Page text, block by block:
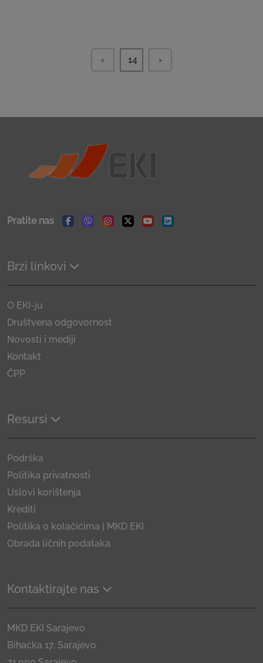
‹ 14 ›
Pratite nas
Facebook
ViberInstagram
TwitterYoutubeLinkedin
Brzi linkovi
O EKI-ju
Društvena odgovornost
Novosti i mediji
Kontakt
ČPP
Resursi
Podrška
Politika privatnosti
Uslovi korištenja
Krediti
Politika o kolačićima | MKD EKI
Obrada ličnih podataka
Kontaktirajte nas
MKD EKI Sarajevo
Bihaćka 17, Sarajevo